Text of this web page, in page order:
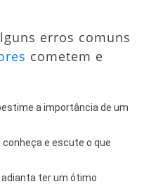
erros comuns
cometem e
a importância de um
conheça e escute o que
adianta ter um ótimo